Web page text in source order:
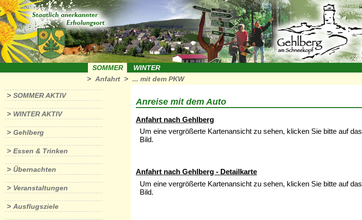
SOMMER WINTER
> Anfahrt > ... mit dem PKW
> SOMMER AKTIV
> WINTER AKTIV
> Gehlberg
> Essen & Trinken
> Übernachten
> Veranstaltungen
> Ausflugsziele
Anreise mit dem Auto
Anfahrt nach Gehlberg
Um eine vergrößerte Kartenansicht zu sehen, klicken Sie bitte auf das
Bild.
Anfahrt nach Gehlberg - Detailkarte
Um eine vergrößerte Kartenansicht zu sehen, klicken Sie bitte auf das
Bild.